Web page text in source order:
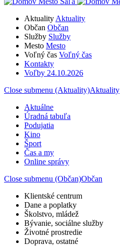
Aktuality Aktuality
Občan Občan
Služby Služby
Mesto Mesto
Voľný čas Voľný čas
Kontakty
Voľby 24.10.2026
Close submenu (Aktuality)Aktuality
Aktuálne
Úradná tabuľa
Podujatia
Kino
Šport
Čas a my
Online správy
Close submenu (Občan)Občan
Klientské centrum
Dane a poplatky
Školstvo, mládež
Bývanie, sociálne služby
Životné prostredie
Doprava, ostatné